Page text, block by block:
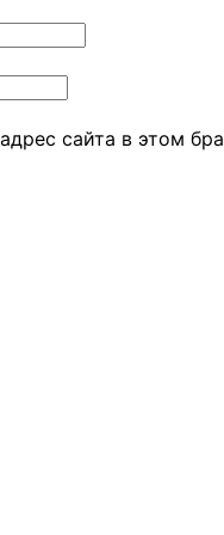
сайта в этом